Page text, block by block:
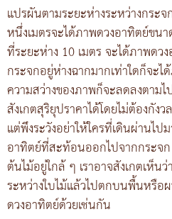
แปรผันตามระยะห่างระหว่างกระ
หนึ่งเมตรจะได้ภาพดวงอาทิตย์ข
ที่ระยะห่าง 10 เมตร จะได้ภาพดว
กระจกอยู่ห่างฉากมากเท่าใดก็จะ
ความสว่างของภาพก็จะลดลงตามไ
สังเกตสุริยุปราคาได้โดยไม่ต้องกัง
แต่พึงระวังอย่าให้ใครที่เดินผ่านไ
อาทิตย์ที่สะท้อนออกไปจากกระจ
ต้นไม้อยู่ใกล้ ๆ เราอาจสังเกตเห็
ระหว่างใบไม้แล้วไปตกบนพื้นหรือ
ดวงอาทิตย์ด้วยเช่นกัน